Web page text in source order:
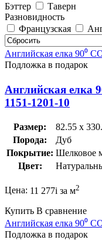
Бэттер
Таверн
Разновидность
Французская
Английская елка 90⁰
Подложка в подарок
Английская елка
1151-1201-10
Размер:
82.55 x
Порода:
Дуб
Покрытие: Шелковое
Цвет:
Цена: 11 277i за м2
Купить В сравнение
Английская елка 90⁰
Подложка в подарок